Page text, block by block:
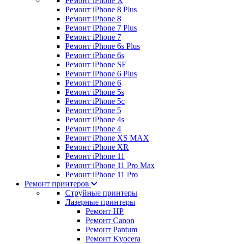
Ремонт iPhone 8 Plus
Ремонт iPhone 8
Ремонт iPhone 7 Plus
Ремонт iPhone 7
Ремонт iPhone 6s Plus
Ремонт iPhone 6s
Ремонт iPhone SE
Ремонт iPhone 6 Plus
Ремонт iPhone 6
Ремонт iPhone 5s
Ремонт iPhone 5c
Ремонт iPhone 5
Ремонт iPhone 4s
Ремонт iPhone 4
Ремонт iPhone XS MAX
Ремонт iPhone XR
Ремонт iPhone 11
Ремонт iPhone 11 Pro Max
Ремонт iPhone 11 Pro
Ремонт принтеров
Струйные принтеры
Лазерные принтеры
Ремонт HP
Ремонт Canon
Ремонт Pantum
Ремонт Kyocera